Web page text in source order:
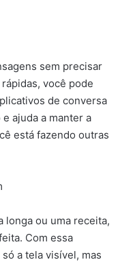
sem precisar
você pode
de conversa
ajuda a manter a
está fazendo outras
longa ou uma receita,
Com essa
a tela visível, mas